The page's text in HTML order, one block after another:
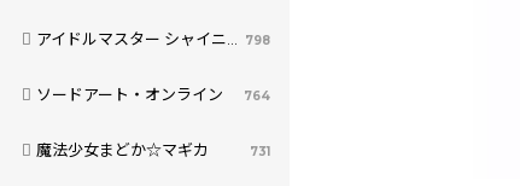
アイドルマスター シャイニーカラーズ 798
ソードアート・オンライン 764
魔法少女まどか☆マギカ 731